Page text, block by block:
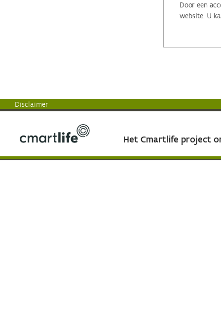
Door een
website. U
Disclaimer
Het Cmartlife project